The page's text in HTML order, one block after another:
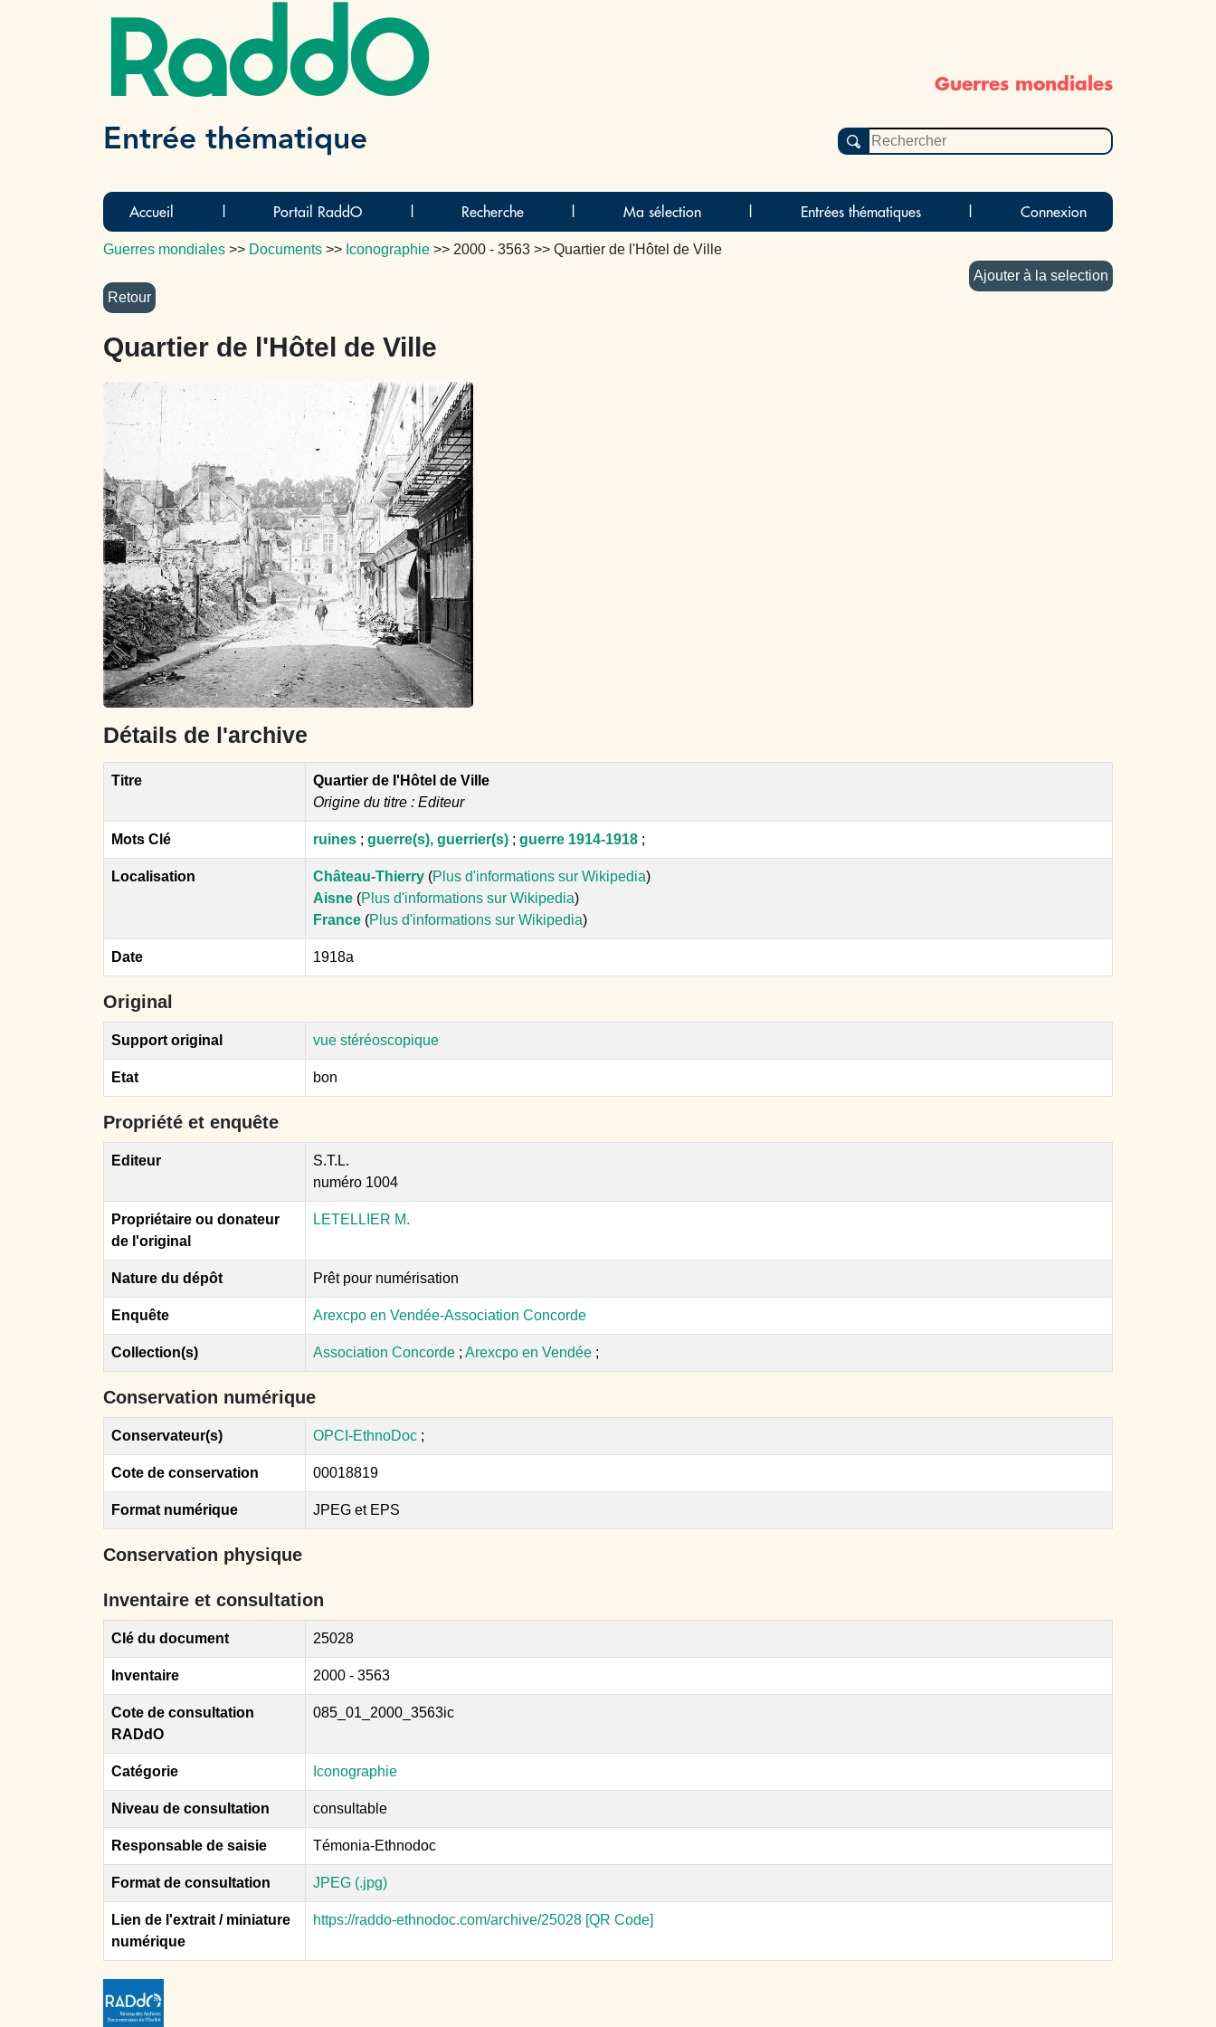
RaddO Guerres mondiales
Entrée thématique
Accueil Portail RaddO Recherche Ma sélection Entrées thématiques Connexion
Guerres mondiales >> Documents >> Iconographie >> 2000 - 3563 >> Quartier de l'Hôtel de Ville
Ajouter à la selection
Quartier de l'Hôtel de Ville
Détails de l'archive
Titre
Quartier de l'Hôtel de Ville
Origine du titre : Editeur
Mots Clé ruines ; guerre(s), guerrier(s) ; guerre 1914-1918 ;
Localisation Château-Thierry (Plus d'informations sur Wikipedia)
Aisne (Plus d'informations sur Wikipedia)
France (Plus d'informations sur Wikipedia)
Date 1918a
Original
Support original vue stéréoscopique
Etat bon
Propriété et enquête
Editeur
S.T.L.
numéro 1004
Propriétaire ou donateur
de l'original
LETELLIER M.
Nature du dépôt Prêt pour numérisation
Enquête Arexcpo en Vendée-Association Concorde
Collection(s) Association Concorde ; Arexcpo en Vendée ;
Conservation numérique
Conservateur(s) OPCI-EthnoDoc ;
Cote de conservation 00018819
Format numérique JPEG et EPS
Conservation physique
Inventaire et consultation
Clé du document 25028
Inventaire 2000 - 3563
Cote de consultation
RADdO
085_01_2000_3563ic
Catégorie Iconographie
Niveau de consultation consultable
Responsable de saisie Témonia-Ethnodoc
Format de consultation JPEG (.jpg)
Lien de l'extrait / miniature
numérique
https://raddo-ethnodoc.com/archive/25028 [QR Code]